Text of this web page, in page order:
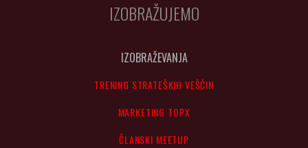
IZOBRAŽUJEMO
IZOBRAŽEVANJA
TRENING STRATEŠKIH VEŠČIN
MARKETING TOPX
ČLANSKI MEETUP